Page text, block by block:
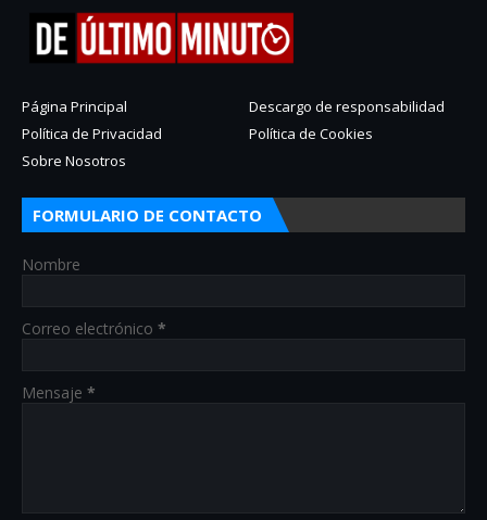
Página Principal
Descargo de responsabilidad
Política de Privacidad
Política de Cookies
Sobre Nosotros
FORMULARIO DE CONTACTO
Nombre
Correo electrónico *
Mensaje *